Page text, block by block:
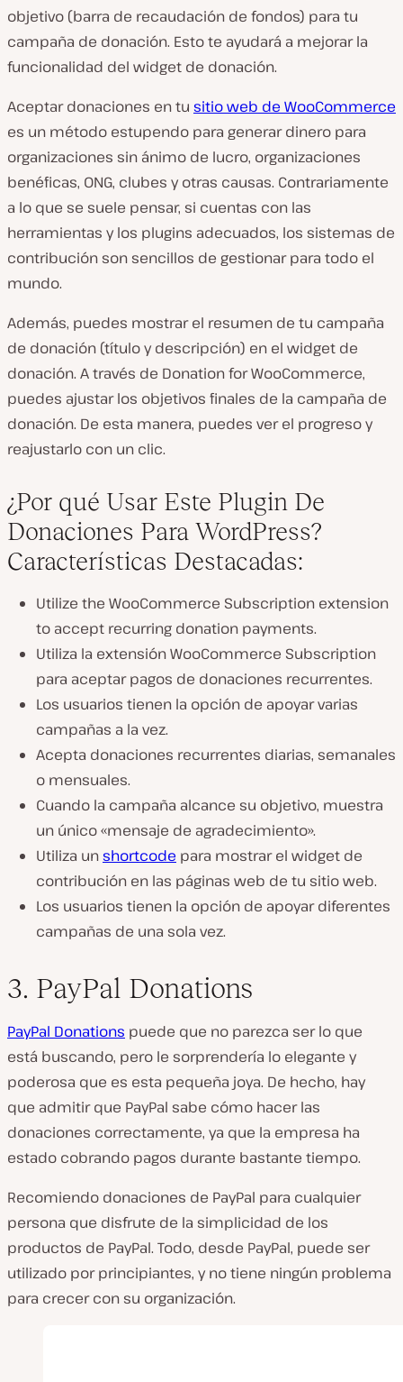
objetivo (barra de recaudación de fondos) para tu
campaña de donación. Esto te ayudará a mejorar la
funcionalidad del widget de donación.
Aceptar donaciones en tu sitio web de WooCommerce
es un método estupendo para generar dinero para
organizaciones sin ánimo de lucro, organizaciones
benéficas, ONG, clubes y otras causas. Contrariamente
a lo que se suele pensar, si cuentas con las
herramientas y los plugins adecuados, los sistemas de
contribución son sencillos de gestionar para todo el
mundo.
Además, puedes mostrar el resumen de tu campaña
de donación (título y descripción) en el widget de
donación. A través de Donation for WooCommerce,
puedes ajustar los objetivos finales de la campaña de
donación. De esta manera, puedes ver el progreso y
reajustarlo con un clic.
¿Por qué Usar Este Plugin De
Donaciones Para WordPress?
Características Destacadas:
Utilize the WooCommerce Subscription extension
to accept recurring donation payments.
Utiliza la extensión WooCommerce Subscription
para aceptar pagos de donaciones recurrentes.
Los usuarios tienen la opción de apoyar varias
campañas a la vez.
Acepta donaciones recurrentes diarias, semanales
o mensuales.
Cuando la campaña alcance su objetivo, muestra
un único «mensaje de agradecimiento».
Utiliza unshortcode para mostrar el widget de
contribución en las páginas web de tu sitio web.
Los usuarios tienen la opción de apoyar diferentes
campañas de una sola vez.
3. PayPal Donations
PayPal Donations puede que no parezca ser lo que
está buscando, pero le sorprendería lo elegante y
poderosa que es esta pequeña joya. De hecho, hay
que admitir que PayPal sabe cómo hacer las
donaciones correctamente, ya que la empresa ha
estado cobrando pagos durante bastante tiempo.
Recomiendo donaciones de PayPal para cualquier
persona que disfrute de la simplicidad de los
productos de PayPal. Todo, desde PayPal, puede ser
utilizado por principiantes, y no tiene ningún problema
para crecer con su organización.